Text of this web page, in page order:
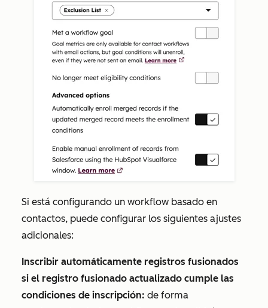
Si está configurando un workflow basado en
contactos, puede configurar los siguientes ajustes
adicionales:
Inscribir automáticamente registros fusionados
si el registro fusionado actualizado cumple las
condiciones de inscripción: de forma